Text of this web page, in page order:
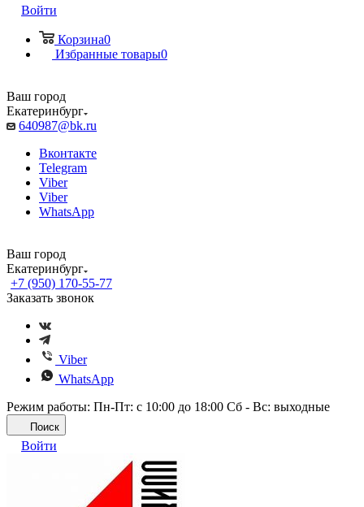
Войти
Корзина0
Избранные товары0
Ваш город
Екатеринбург
640987@bk.ru
Вконтакте
Telegram
Viber
Viber
WhatsApp
Ваш город
Екатеринбург
+7 (950) 170-55-77
Заказать звонок
Viber
WhatsApp
Режим работы: Пн-Пт: с 10:00 до 18:00 Сб - Вс: выходные
Поиск
Войти